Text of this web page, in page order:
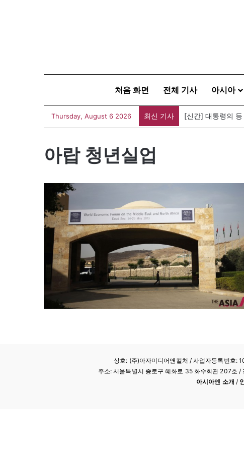
처음 화면 전체 기사 아시아
Thursday, August 6 2026 최신 기사 [신간] 대통령의
아랍 청년실업
상호: (주)아자미디어앤컬처 /사업자등록번호:
주소: 서울특별시 종로구 혜화로 35 화수회관 207호
아시아엔 소개 /